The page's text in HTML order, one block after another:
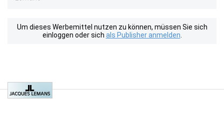
Um dieses Werbemittel nutzen zu können, müssen Sie sich
einloggen oder sich als Publisher anmelden